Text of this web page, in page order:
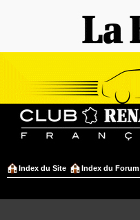
Index du Site Index du Forum